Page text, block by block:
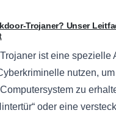
Trojaner? Unser
ist eine spezielle
nutzen,
zu
oder eine